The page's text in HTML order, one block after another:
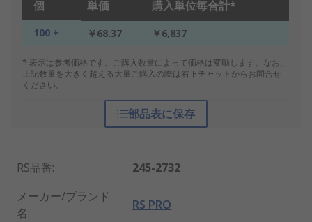
個 単価 購入単位毎合計*
100 + ￥68.37 ￥6,837
* 表示は参考価格です。ご購入数量によって価格は変動します。なお、
上記数量を大きく超える大量ご購入の際は右下チャットからお問合せ
ください。
部品表に保存
RS品番:
245-2732
メーカー/ブランド
名:
RS PRO